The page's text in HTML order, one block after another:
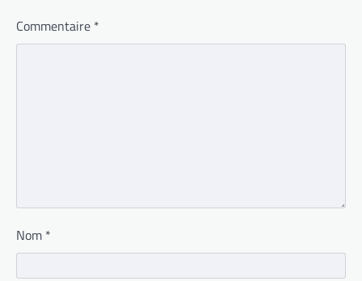
Commentaire *
Nom *